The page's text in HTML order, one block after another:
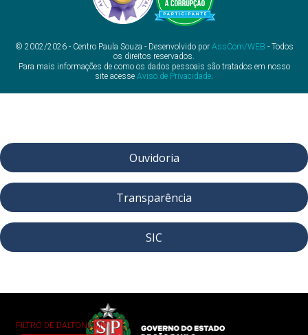
FILTRO DE DALTONISMO
© 2002/2026 - Centro Paula Souza - Desenvolvido por AssCom/WEB - Todos
os direitos reservados.
Para mais informações de como os dados pessoais são tratados em nosso
site acesse Aviso de Privacidade.
Ouvidoria
Transparência
SIC